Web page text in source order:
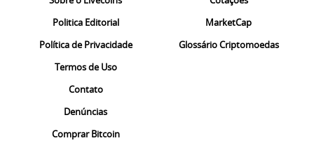
Politica Editorial
Política de Privacidade
Termos de Uso
Contato
Denúncias
Comprar Bitcoin
MarketCap
Glossário Criptomoedas